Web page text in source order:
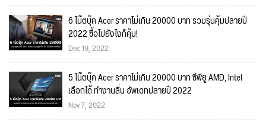
6 โน๊ตบุ๊ค Acer ราคาไม่เกิน 20000 บาท รวมรุ่นคุ้มปลายปี
2022 ซื้อไปยังไงก็คุ้ม!
Dec 19, 2022
5 โน๊ตบุ๊ค Acer ราคาไม่เกิน 20000 บาท ซีพียู AMD, Intel
เลือกได้ ทำงานลื่น อัพเดทปลายปี 2022
Nov 7, 2022